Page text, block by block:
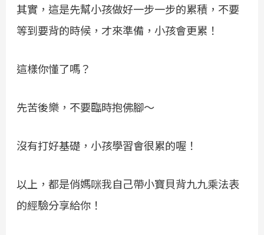
其實，這是先幫小孩做好一步一步的累積，不要
等到要背的時候，才來準備，小孩會更累！
這樣你懂了嗎？
先苦後樂，不要臨時抱佛腳～
沒有打好基礎，小孩學習會很累的喔！
以上，都是俏媽咪我自己帶小寶貝背九九乘法表
的經驗分享給你！